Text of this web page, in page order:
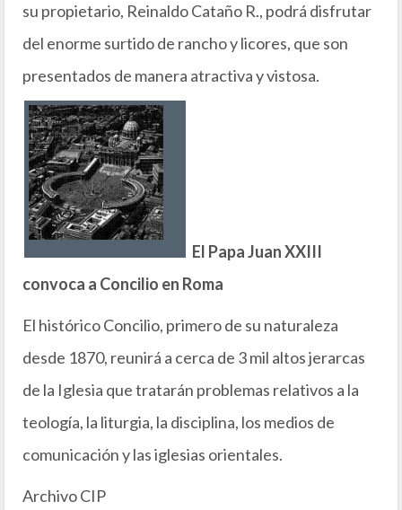
su propietario, Reinaldo Cataño R., podrá disfrutar
del enorme surtido de rancho y licores, que son
presentados de manera atractiva y vistosa.
El Papa Juan XXIII
convoca a Concilio en Roma
El histórico Concilio, primero de su naturaleza
desde 1870, reunirá a cerca de 3 mil altos jerarcas
de la Iglesia que tratarán problemas relativos a la
teología, la liturgia, la disciplina, los medios de
comunicación y las iglesias orientales.
Archivo CIP